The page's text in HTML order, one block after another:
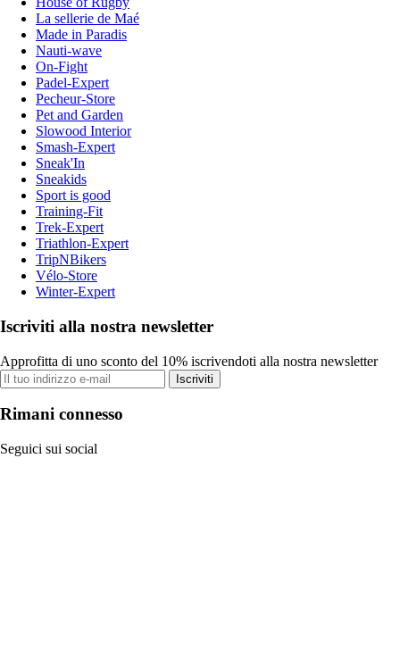
La sellerie de Maé
Made in Paradis
Nauti-wave
On-Fight
Padel-Expert
Pecheur-Store
Pet and Garden
Slowood Interior
Smash-Expert
Sneak'In
Sneakids
Sport is good
Training-Fit
Trek-Expert
Triathlon-Expert
TripNBikers
Vélo-Store
Winter-Expert
Iscriviti alla nostra newsletter
Approfitta di uno sconto del 10% iscrivendoti alla nostra newsletter
Iscriviti
Rimani connesso
Seguici sui social